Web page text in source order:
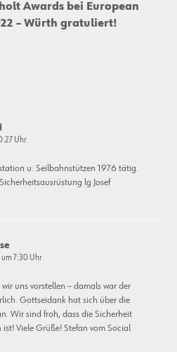
Awards bei European
– Würth gratuliert!
Uhr
u. Seilbahnstützen 1976 tätig.
lg Josef
7:30 Uhr
uns vorstellen – damals war der
Gottseidank hat sich über die
Wir sind froh, dass die Sicherheit
Viele Grüße! Stefan vom Social